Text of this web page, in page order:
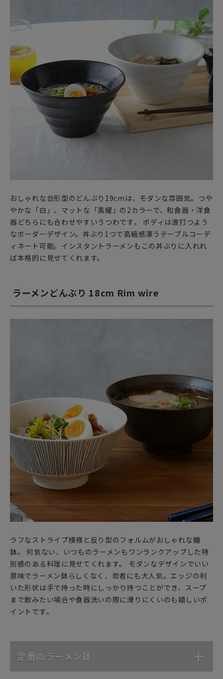
おしゃれな台形型のどんぶり19cmは、モダンな雰囲気。つや
やかな「白」、マットな「黒耀」の2カラーで、和食器・洋食
器どちらにも合わせやすいうつわです。 ボディは波打つよう
なボーダーデザイン。丼ぶり1つで高級感漂うテーブルコーデ
ィネート可能。インスタントラーメンもこの丼ぶりに入れれ
ば本格的に見せてくれます。
ラーメンどんぶり 18cm Rim wire
ラフなストライプ模様と反り型のフォルムがおしゃれな麺
鉢。 何気ない、いつものラーメンもワンランクアップした特
別感のある料理に見せてくれます。 モダンなデザインでいい
意味でラーメン鉢らしくなく、若者にも大人気。エッジの利
いた形状は手で持った時にしっかり持つことができ、スープ
まで飲みたい場合や食器洗いの際に滑りにくいのも嬉しいポ
イントです。
定番のラーメン鉢